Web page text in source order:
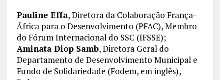
Pauline Effa, Diretora da Colaboração França-
África para o Desenvolvimento (PFAC), Membro
do Fórum Internacional do SSC (IFSSE);
Aminata Diop Samb, Diretora Geral do
Departamento de Desenvolvimento Municipal e
Fundo de Solidariedade (Fodem, em inglês),